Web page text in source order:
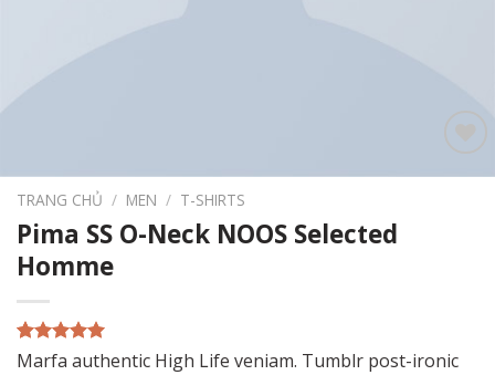
Add to
TRANG CHỦ / MEN / T-SHIRTS
Pima SS O-Neck NOOS Selected
Homme
5.00trên 5
1
Marfa authentic High Life veniam. Tumblr post-ironic